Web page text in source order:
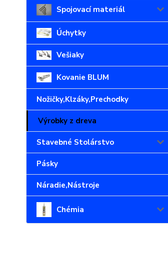
Spojovací materiál
Úchytky
Vešiaky
Kovanie BLUM
Nožičky,Klzáky,Prechodky
Výrobky z dreva
Stavebné Stolárstvo
Pásky
Náradie,Nástroje
Chémia